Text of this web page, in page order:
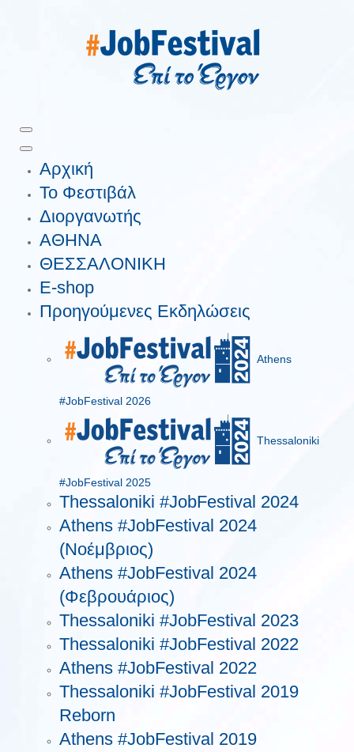
Αρχική
Το Φεστιβάλ
Διοργανωτής
ΑΘΗΝΑ
ΘΕΣΣΑΛΟΝΙΚΗ
E-shop
Προηγούμενες Εκδηλώσεις
Athens
#JobFestival 2026
Thessaloniki
#JobFestival 2025
Thessaloniki #JobFestival 2024
Athens #JobFestival 2024
(Νοέμβριος)
Athens #JobFestival 2024
(Φεβρουάριος)
Thessaloniki #JobFestival 2023
Thessaloniki #JobFestival 2022
Athens #JobFestival 2022
Thessaloniki #JobFestival 2019
Reborn
Athens #JobFestival 2019